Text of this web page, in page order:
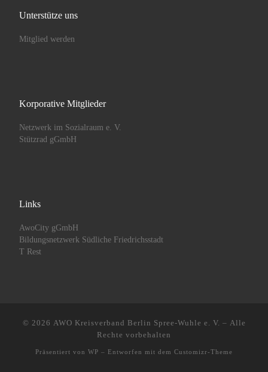
Unterstütze uns
Mitglied werden
Korporative Mitglieder
Netzwerk im Sozialraum e. V.
Stützrad gGmbH
Links
AwoCity gGmbH
Bildungsnetzwerk Südliche Friedrichsstadt
T Rest
© 2026 AWO Kreisverband Berlin Spree-Wuhle e. V. – Alle
Rechte vorbehalten
Präsentiert von WP – Entworfen mit dem Customizr-Theme